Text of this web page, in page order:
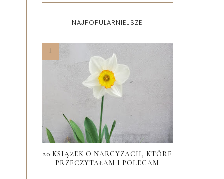
NAJPOPULARNIEJSZE
20 KSIĄŻEK O NARCYZACH, KTÓRE
PRZECZYTAŁAM I POLECAM